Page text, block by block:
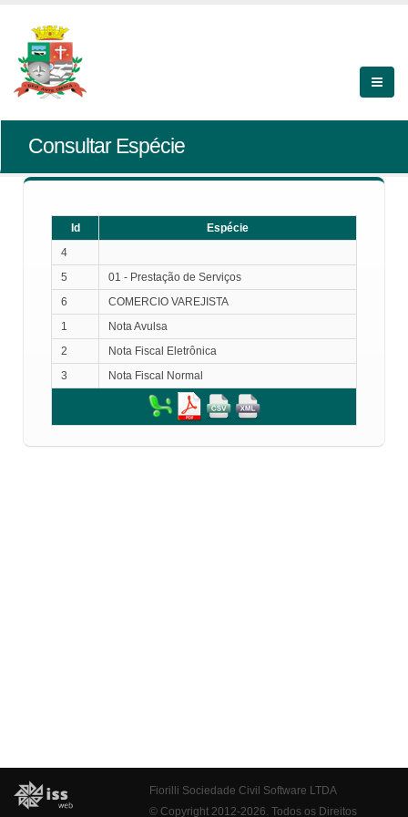
Consultar Espécie
Id
Espécie
4
5
01 - Prestação de Serviços
6
COMERCIO VAREJISTA
1
Nota Avulsa
2
Nota Fiscal Eletrônica
3
Nota Fiscal Normal
Fiorilli Sociedade Civil Software LTDA
© Copyright 2012-2026. Todos os Direitos